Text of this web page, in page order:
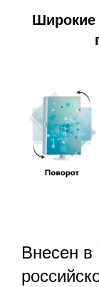
Широкие
Внесен в